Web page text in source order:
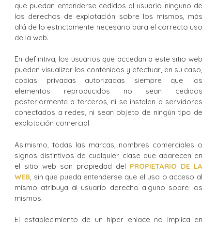
que puedan entenderse cedidos al usuario ninguno de
los derechos de explotación sobre los mismos, más
allá de lo estrictamente necesario para el correcto uso
de la web.
En definitiva, los usuarios que accedan a este sitio web
pueden visualizar los contenidos y efectuar, en su caso,
copias privadas autorizadas siempre que los
elementos reproducidos no sean cedidos
posteriormente a terceros, ni se instalen a servidores
conectados a redes, ni sean objeto de ningún tipo de
explotación comercial.
Asimismo, todas las marcas, nombres comerciales o
signos distintivos de cualquier clase que aparecen en
el sitio web son propiedad del PROPIETARIO DE LA
WEB , sin que pueda entenderse que el uso o acceso al
mismo atribuya al usuario derecho alguno sobre los
mismos.
El establecimiento de un híper enlace no implica en